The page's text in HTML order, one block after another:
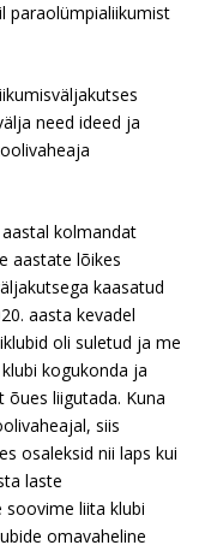
paraolümpialiikumist
need ideed ja
kolmandat
aastate lõikes
kaasatud
aasta kevadel
oli suletud ja me
kogukonda ja
liigutada. Kuna
siis
osaleksid nii laps kui
laste
soovime liita klubi
omavaheline